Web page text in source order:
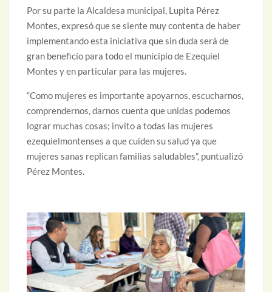
Por su parte la Alcaldesa municipal, Lupita Pérez
Montes, expresó que se siente muy contenta de haber
implementando esta iniciativa que sin duda será de
gran beneficio para todo el municipio de Ezequiel
Montes y en particular para las mujeres.
“Como mujeres es importante apoyarnos, escucharnos,
comprendernos, darnos cuenta que unidas podemos
lograr muchas cosas; invito a todas las mujeres
ezequielmontenses a que cuiden su salud ya que
mujeres sanas replican familias saludables”, puntualizó
Pérez Montes.